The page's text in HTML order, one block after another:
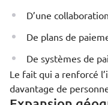
D’une
De plans de
De systèmes de
Le fait qui a renforcé
davantage de